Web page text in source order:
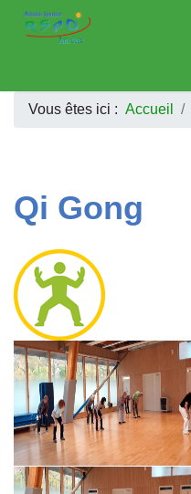
Vous êtes ici : Accueil
Qi Gong